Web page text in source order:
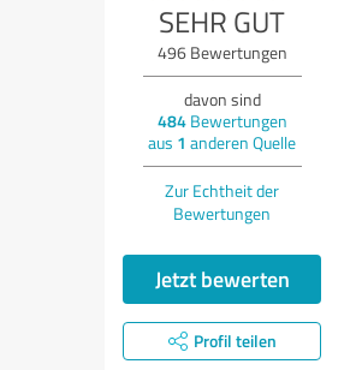
SEHR GUT
496Bewertungen
davon sind
484Bewertungen
aus 1 anderen Quelle
Zur Echtheit der
Bewertungen
Jetzt bewerten
Profil teilen